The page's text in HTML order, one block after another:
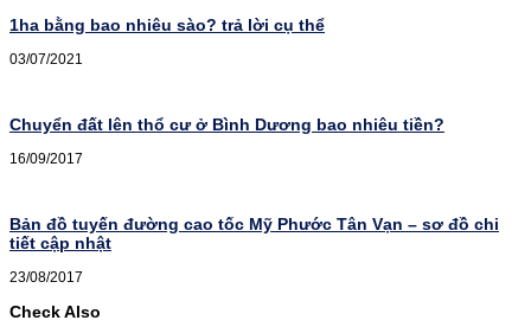
1ha bằng bao nhiêu sào? trả lời cụ thể
03/07/2021
Chuyển đất lên thổ cư ở Bình Dương bao nhiêu tiền?
16/09/2017
Bản đồ tuyến đường cao tốc Mỹ Phước Tân Vạn – sơ đồ chi
tiết cập nhật
23/08/2017
Check Also